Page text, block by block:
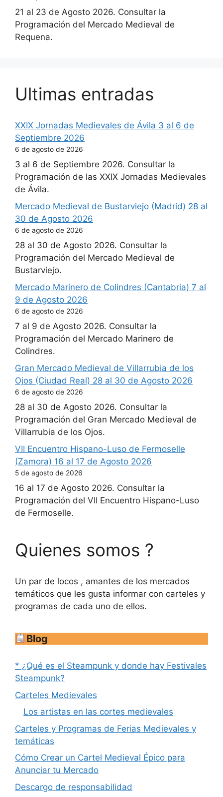
21 al 23 de Agosto 2026. Consultar la
Programación del Mercado Medieval de
Requena.
Ultimas entradas
XXIX Jornadas Medievales de Ávila 3 al 6 de
Septiembre 2026
6 de agosto de 2026
3 al 6 de Septiembre 2026. Consultar la
Programación de las XXIX Jornadas Medievales
de Ávila.
Mercado Medieval de Bustarviejo (Madrid) 28 al
30 de Agosto 2026
6 de agosto de 2026
28 al 30 de Agosto 2026. Consultar la
Programación del Mercado Medieval de
Bustarviejo.
Mercado Marinero de Colindres (Cantabria) 7 al
9 de Agosto 2026
6 de agosto de 2026
7 al 9 de Agosto 2026. Consultar la
Programación del Mercado Marinero de
Colindres.
Gran Mercado Medieval de Villarrubia de los
Ojos (Ciudad Real) 28 al 30 de Agosto 2026
6 de agosto de 2026
28 al 30 de Agosto 2026. Consultar la
Programación del Gran Mercado Medieval de
Villarrubia de los Ojos.
VII Encuentro Hispano-Luso de Fermoselle
(Zamora) 16 al 17 de Agosto 2026
5 de agosto de 2026
16 al 17 de Agosto 2026. Consultar la
Programación del VII Encuentro Hispano-Luso
de Fermoselle.
Quienes somos ?
Un par de locos , amantes de los mercados
temáticos que les gusta informar con carteles y
programas de cada uno de ellos.
Blog
* ¿Qué es el Steampunk y donde hay Festivales
Steampunk?
Carteles Medievales
Los artistas en las cortes medievales
Carteles y Programas de Ferias Medievales y
temáticas
Cómo Crear un Cartel Medieval Épico para
Anunciar tu Mercado
Descargo de responsabilidad